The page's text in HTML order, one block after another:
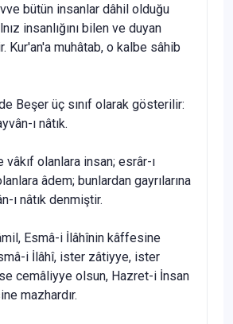
bütün insanlar dâhil olduğu
insanlığını bilen ve duyan
Kur'an'a muhâtab, o kalbe sâhib
Beşer üç sınıf olarak gösterilir:
ı nâtık.
vâkıf olanlara insan; esrâr-ı
âdem; bunlardan gayrılarına
ı nâtık denmiştir.
Esmâ-i İlâhînin kâffesine
i İlâhî, ister zâtiyye, ister
cemâliyye olsun, Hazret-i İnsan
mazhardır.